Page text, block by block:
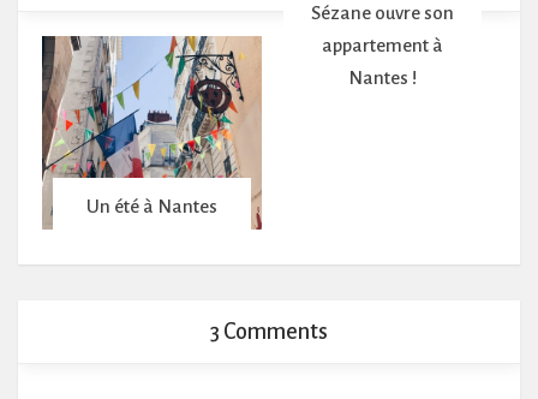
Un été à Nantes
Sézane ouvre son
appartement à
Nantes !
3 Comments